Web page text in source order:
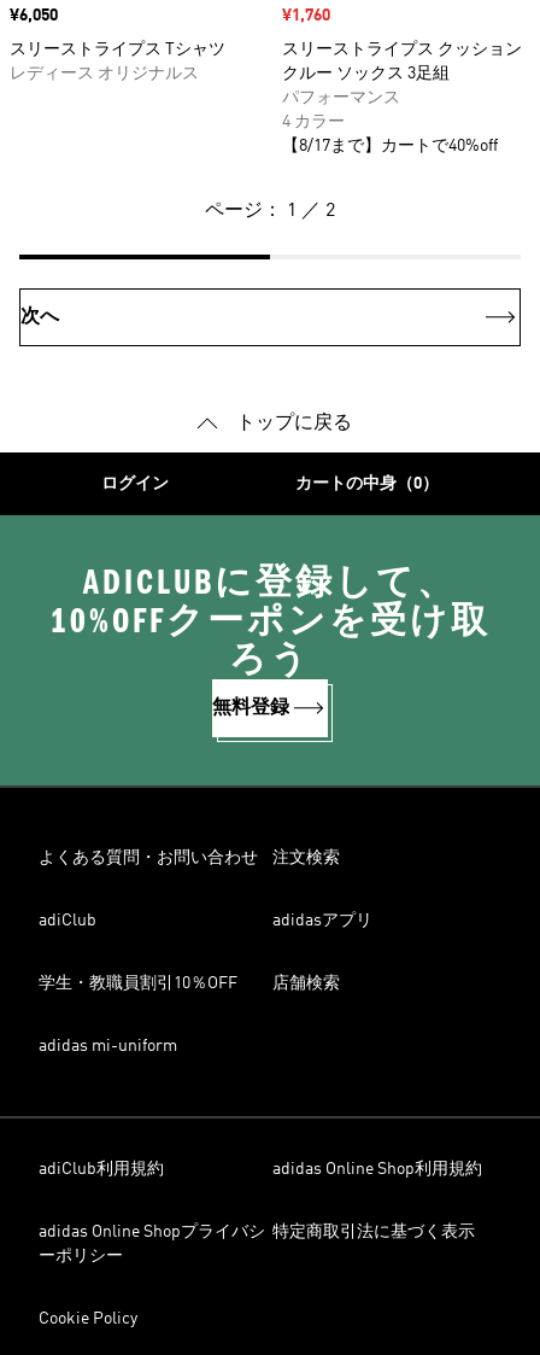
価格
¥6,050
スリーストライプス Tシャツ
レディース オリジナルス
セール価格
¥1,760
スリーストライプス クッション
クルー ソックス 3足組
パフォーマンス
4 カラー
【8/17まで】カートで40%off
ページ： 1 ／ 2
次へ
トップに戻る
ログイン カートの中身（0）
ADICLUBに登録して、
10%OFFクーポンを受け取
ろう
無料登録
よくある質問・お問い合わせ 注文検索
adiClub adidasアプリ
学生・教職員割引10％OFF 店舗検索
adidas mi-uniform
adiClub利用規約 adidas Online Shop利用規約
adidas Online Shopプライバシ
ーポリシー
特定商取引法に基づく表示
Cookie Policy